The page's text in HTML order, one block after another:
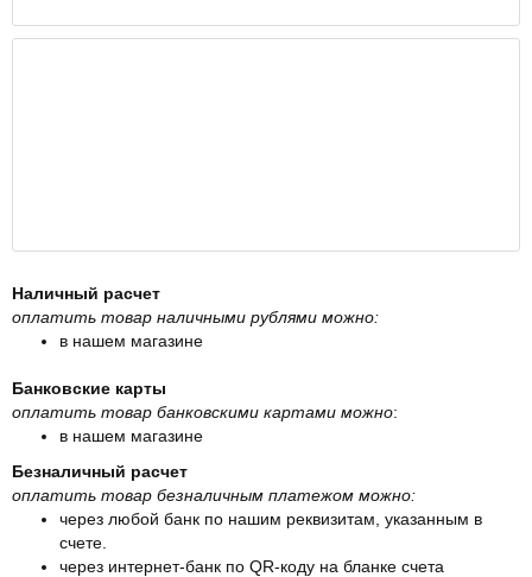
Наличный расчет
оплатить товар наличными рублями можно:
в нашем магазине
Банковские карты
оплатить товар банковскими картами можно:
в нашем магазине
Безналичный расчет
оплатить товар безналичным платежом можно:
через любой банк по нашим реквизитам, указанным в
счете.
через интернет-банк по QR-коду на бланке счета